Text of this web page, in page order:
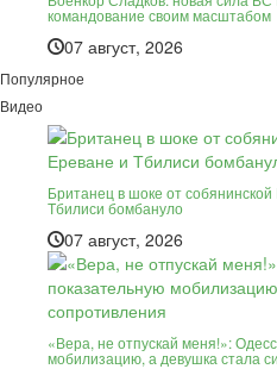
командование своим масштабом
07 август, 2026
Популярное
Видео
Британец в шоке от
Тбилиси бомбануло
07 август, 2026
«Вера, не отпускай меня!»:
мобилизацию, а девушка стала